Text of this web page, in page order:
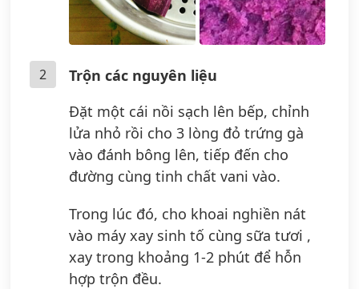
2
Trộn các nguyên liệu
Đặt một cái nồi sạch lên bếp, chỉnh
lửa nhỏ rồi cho 3 lòng đỏ trứng gà
vào đánh bông lên, tiếp đến cho
đường cùng tinh chất vani vào.
Trong lúc đó, cho khoai nghiền nát
vào máy xay sinh tố cùng sữa tươi ,
xay trong khoảng 1-2 phút để hỗn
hợp trộn đều.